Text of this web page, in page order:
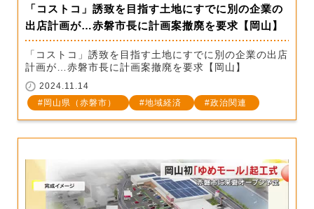
「コストコ」誘致を目指す土地にすでに別の企業の
出店計画が…赤磐市長に計画案撤廃を要求【岡山】
「コストコ」誘致を目指す土地にすでに別の企業の出店
計画が…赤磐市長に計画案撤廃を要求【岡山】
2024.11.14
岡山県（赤磐市）
地域経済 政治関連